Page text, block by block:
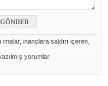
inançlara saldırı içeren,
yorumlar